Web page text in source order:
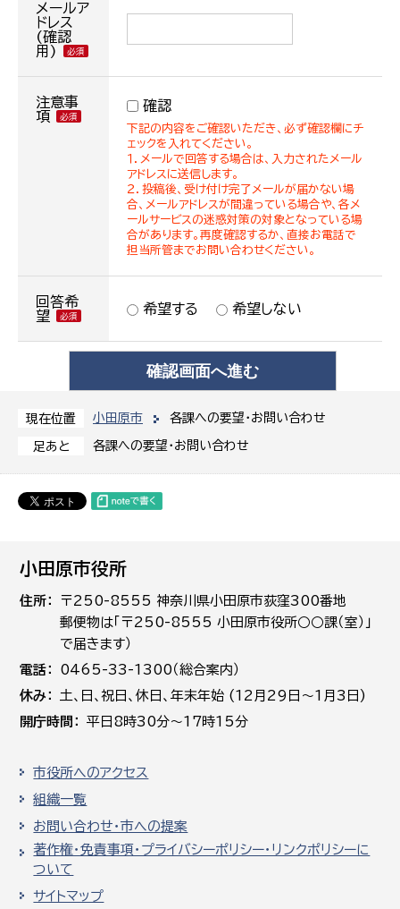
現在位置 小田原市 各課への要望・お問い合わせ
足あと 各課への要望・お問い合わせ
メールア
ドレス
(確認
用)
注意事
項
確認
下記の内容をご確認いただき、必ず確認欄にチ
ェックを入れてください。
１．メールで回答する場合は、入力されたメール
アドレスに送信します。
２．投稿後、受け付け完了メールが届かない場
合、メールアドレスが間違っている場合や、各メ
ールサービスの迷惑対策の対象となっている場
合があります。再度確認するか、直接お電話で
担当所管までお問い合わせください。
回答希
望
希望する 希望しない
小田原市役所
住所
〒250-8555 神奈川県小田原市荻窪300番地
郵便物は「〒250-8555 小田原市役所○○課（室）」
で届きます）
電話
0465-33-1300（総合案内）
休み
土､日､祝日、休日、年末年始 (12月29日～1月3日)
開庁時間
平日8時30分～17時15分
市役所へのアクセス
組織一覧
お問い合わせ・市への提案
著作権・免責事項・プライバシーポリシー・リンクポリシーに
ついて
サイトマップ